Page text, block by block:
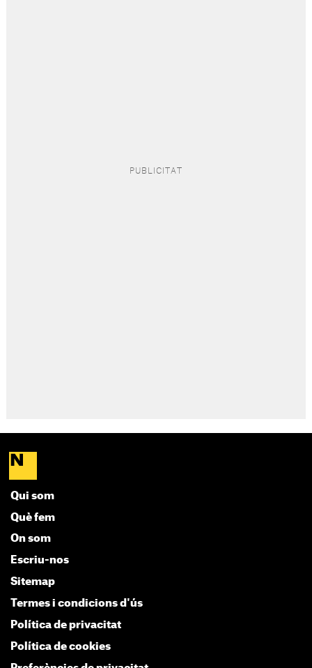
Qui som
Què fem
On som
Escriu-nos
Sitemap
Termes i condicions d'ús
Política de privacitat
Política de cookies